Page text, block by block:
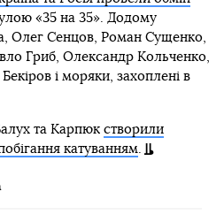
«35 на 35». Додому
Олег Сенцов, Роман Сущенко,
Гриб, Олександр Кольченко,
і моряки, захоплені в
та Карпюк створили
катуванням